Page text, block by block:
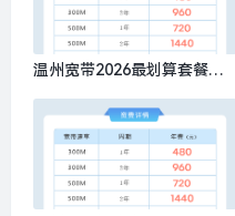
温州宽带2026最划算套餐多
年480元